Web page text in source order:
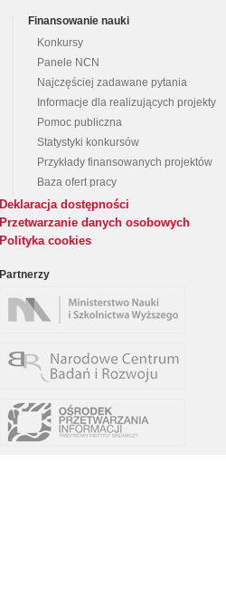
Finansowanie nauki
Konkursy
Panele NCN
Najczęściej zadawane pytania
Informacje dla realizujących projekty
Pomoc publiczna
Statystyki konkursów
Przykłady finansowanych projektów
Baza ofert pracy
Deklaracja dostępności
Przetwarzanie danych osobowych
Polityka cookies
Partnerzy